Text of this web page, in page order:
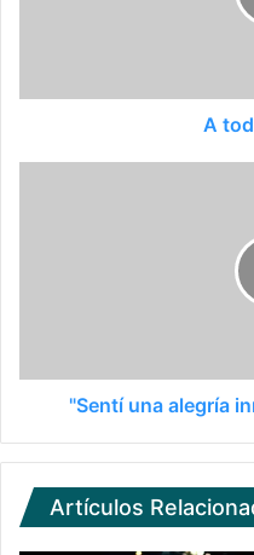
A
"Sentí una alegría
Artículos